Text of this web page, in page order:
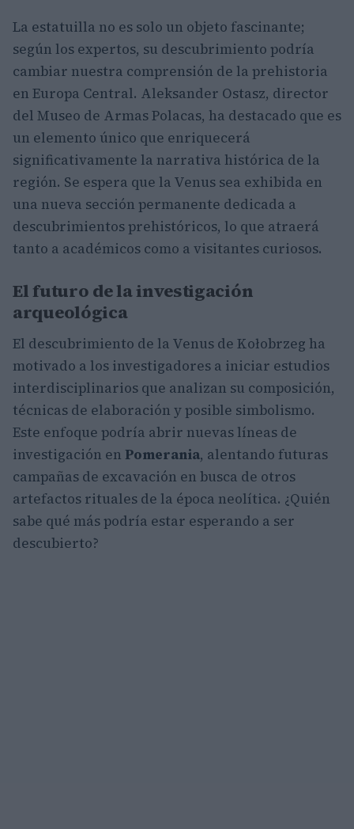
La estatuilla no es solo un objeto fascinante;
según los expertos, su descubrimiento podría
cambiar nuestra comprensión de la prehistoria
en Europa Central. Aleksander Ostasz, director
del Museo de Armas Polacas, ha destacado que es
un elemento único que enriquecerá
significativamente la narrativa histórica de la
región. Se espera que la Venus sea exhibida en
una nueva sección permanente dedicada a
descubrimientos prehistóricos, lo que atraerá
tanto a académicos como a visitantes curiosos.
El futuro de la investigación
arqueológica
El descubrimiento de la Venus de Kołobrzeg ha
motivado a los investigadores a iniciar estudios
interdisciplinarios que analizan su composición,
técnicas de elaboración y posible simbolismo.
Este enfoque podría abrir nuevas líneas de
investigación en Pomerania, alentando futuras
campañas de excavación en busca de otros
artefactos rituales de la época neolítica. ¿Quién
sabe qué más podría estar esperando a ser
descubierto?